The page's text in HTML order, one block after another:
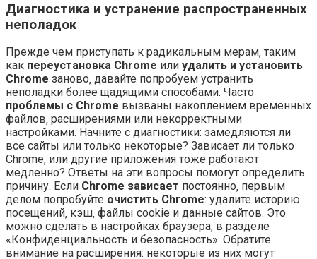
Диагностика и устранение распространенных
неполадок
Прежде чем приступать к радикальным мерам‚ таким
как переустановка Chrome или удалить и установить
Chrome заново‚ давайте попробуем устранить
неполадки более щадящими способами. Часто
проблемы с Chrome вызваны накоплением временных
файлов‚ расширениями или некорректными
настройками. Начните с диагностики: замедляются ли
все сайты или только некоторые? Зависает ли только
Chrome‚ или другие приложения тоже работают
медленно? Ответы на эти вопросы помогут определить
причину. Если Chrome зависает постоянно‚ первым
делом попробуйте очистить Chrome: удалите историю
посещений‚ кэш‚ файлы cookie и данные сайтов. Это
можно сделать в настройках браузера‚ в разделе
«Конфиденциальность и безопасность». Обратите
внимание на расширения: некоторые из них могут